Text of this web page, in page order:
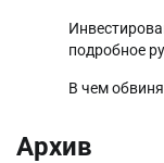
подробное
В чем
Архив